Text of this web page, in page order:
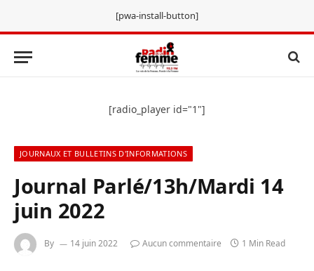
[pwa-install-button]
[radio_player id="1"]
JOURNAUX ET BULLETINS D'INFORMATIONS
Journal Parlé/13h/Mardi 14
juin 2022
By 14 juin 2022 Aucun commentaire 1 Min Read